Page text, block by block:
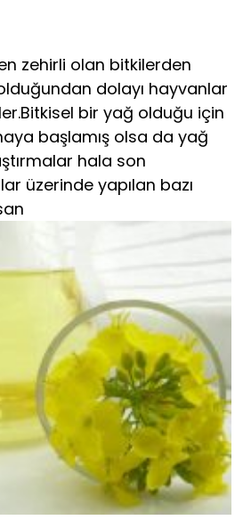
zehirli olan bitkilerden
dolayı hayvanlar
bir yağ olduğu için
başlamış olsa da yağ
hala son
üzerinde yapılan bazı